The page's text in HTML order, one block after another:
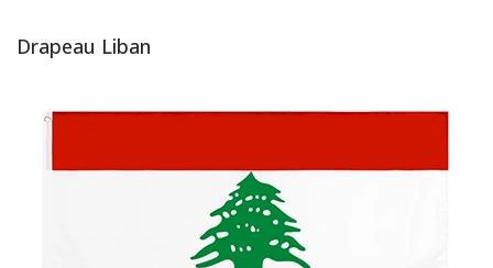
Drapeau Liban